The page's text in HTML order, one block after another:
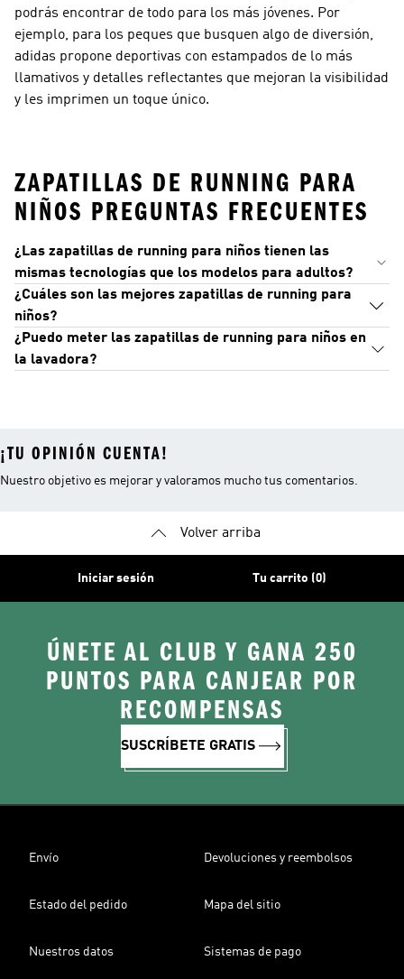
podrás encontrar de todo para los más jóvenes. Por
ejemplo, para los peques que busquen algo de diversión,
adidas propone deportivas con estampados de lo más
llamativos y detalles reflectantes que mejoran la visibilidad
y les imprimen un toque único.
ZAPATILLAS DE RUNNING PARA
NIÑOS PREGUNTAS FRECUENTES
¿Las zapatillas de running para niños tienen las
mismas tecnologías que los modelos para adultos?
¿Cuáles son las mejores zapatillas de running para
niños?
¿Puedo meter las zapatillas de running para niños en
la lavadora?
¡TU OPINIÓN CUENTA!
Nuestro objetivo es mejorar y valoramos mucho tus comentarios.
Volver arriba
Iniciar sesión Tu carrito (0)
ÚNETE AL CLUB Y GANA 250
PUNTOS PARA CANJEAR POR
RECOMPENSAS
SUSCRÍBETE GRATIS
Envío Devoluciones y reembolsos
Estado del pedido Mapa del sitio
Nuestros datos Sistemas de pago